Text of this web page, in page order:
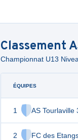
Classement
Championnat U13
ÉQUIPES
1 AS Tourlaville
2 FC des